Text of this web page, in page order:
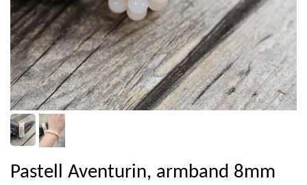
Pastell Aventurin, armband 8mm